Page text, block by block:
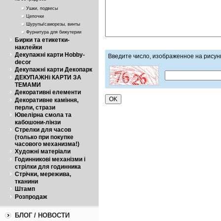
Ушки, подвесы
Цепочки
Шурупы/саморезы, винты
Фурнитура для бижутерии
Бирки та етикетки-
наклейки
Декупажні карти Hobby-
decor
Декупажні карти Декопарк
ДЕКУПАЖНі КАРТИ ЗА
ТЕМАМИ
Декоративні елементи
Декоративне каміння,
перли, стрази
Ювелірна смола та
кабошони-лінзи
Стрелки для часов
(только при покупке
часового механизма!)
Художні матеріали
Годинникові механізми і
стрілки для годинника
Стрічки, мережива,
тканини
Штамп
Розпродаж
БЛОГ / НОВОСТИ
Введите число, изображенное на